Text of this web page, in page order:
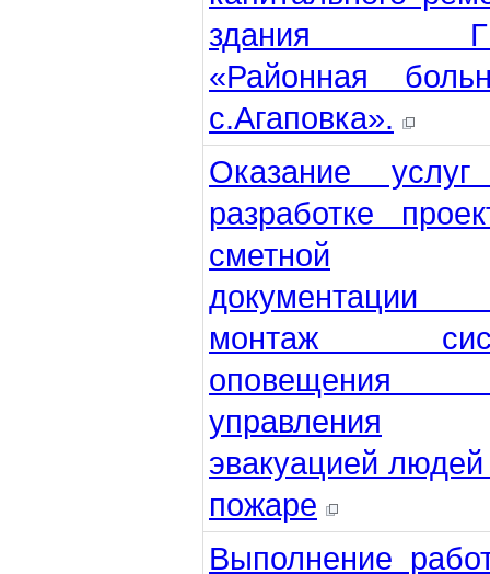
здания
«Районная
с.Агаповка».
Оказание
разработке
сметной
монтаж
управления
эвакуацией
пожаре
Выполнение